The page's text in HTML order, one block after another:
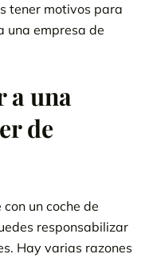
tener motivos para
una empresa de
a una
de
un coche de
responsabilizar
Hay varias razones